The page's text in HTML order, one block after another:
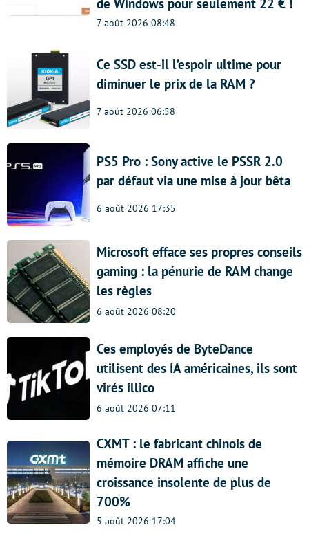
de Windows pour seulement 22 € !
7 août 2026 08:48
Ce SSD est-il l’espoir ultime pour
diminuer le prix de la RAM ?
7 août 2026 06:58
PS5 Pro : Sony active le PSSR 2.0
par défaut via une mise à jour bêta
6 août 2026 17:35
Microsoft efface ses propres conseils
gaming : la pénurie de RAM change
les règles
6 août 2026 08:20
Ces employés de ByteDance
utilisent des IA américaines, ils sont
virés illico
6 août 2026 07:11
CXMT : le fabricant chinois de
mémoire DRAM affiche une
croissance insolente de plus de
700%
5 août 2026 17:04